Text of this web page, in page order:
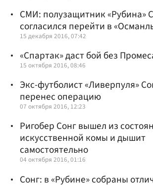
СМИ: полузащитник «Рубина»
согласился перейти в
15 декабря 2016, 07:42
«Спартак» даст бой без
15 октября 2016, 08:46
Экс-футболист «Ливерпуля»
перенес операцию
07 октября 2016, 12:23
Ригобер Сонг вышел из
искусственной комы и дышит
самостоятельно
04 октября 2016, 01:16
Сонг: в «Рубине» собраны